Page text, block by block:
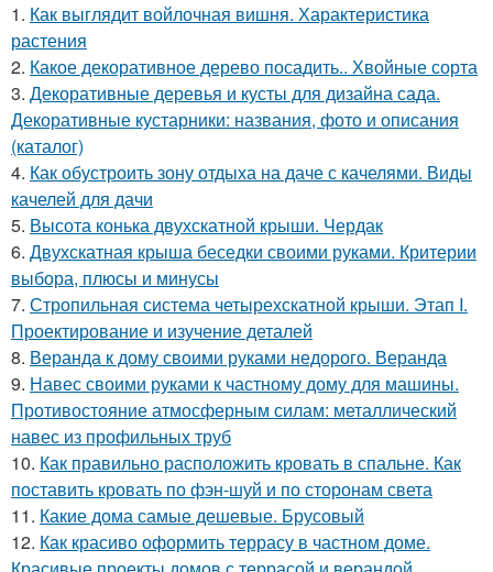
1. Как выглядит войлочная вишня. Характеристика
растения
2. Какое декоративное дерево посадить.. Хвойные сорта
3. Декоративные деревья и кусты для дизайна сада.
Декоративные кустарники: названия, фото и описания
(каталог)
4. Как обустроить зону отдыха на даче с качелями. Виды
качелей для дачи
5. Высота конька двухскатной крыши. Чердак
6. Двухскатная крыша беседки своими руками. Критерии
выбора, плюсы и минусы
7. Стропильная система четырехскатной крыши. Этап I.
Проектирование и изучение деталей
8. Веранда к дому своими руками недорого. Веранда
9. Навес своими руками к частному дому для машины.
Противостояние атмосферным силам: металлический
навес из профильных труб
10. Как правильно расположить кровать в спальне. Как
поставить кровать по фэн-шуй и по сторонам света
11. Какие дома самые дешевые. Брусовый
12. Как красиво оформить террасу в частном доме.